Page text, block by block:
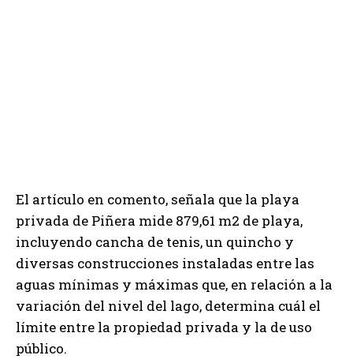
El artículo en comento, señala que la playa
privada de Piñera mide 879,61 m2 de playa,
incluyendo cancha de tenis, un quincho y
diversas construcciones instaladas entre las
aguas mínimas y máximas que, en relación a la
variación del nivel del lago, determina cuál el
límite entre la propiedad privada y la de uso
público.